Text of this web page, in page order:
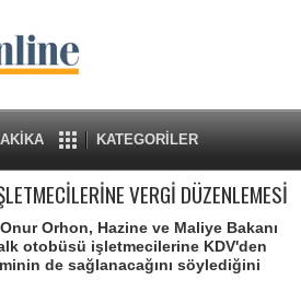
KATEGORİLER
VERGİ DÜZENLEMESİ
Orhon, Hazine ve Maliye Bakanı
otobüsü işletmecilerine KDV'den
de sağlanacağını söylediğini